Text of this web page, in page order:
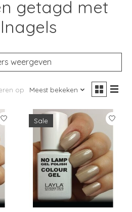
getagd met
weergeven
op Meest bekeken
Sale